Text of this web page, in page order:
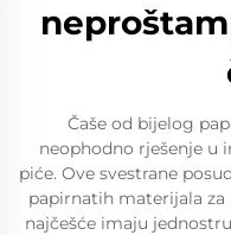
Čaše od bijelog
neophodno rješenje u
piće. Ove svestrane
papirnatih materijala
najčešće imaju